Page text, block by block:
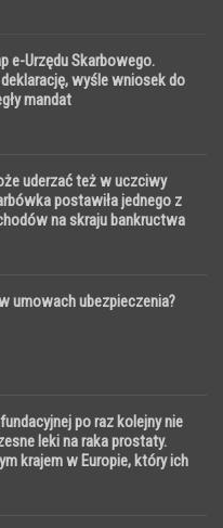
e-Urzędu Skarbowego.
wyśle wniosek do
mandat
uderzać też w uczciwy
postawiła jednego z
na skraju bankructwa
umowach ubezpieczenia?
po raz kolejny nie
leki na raka prostaty.
krajem w Europie, który ich